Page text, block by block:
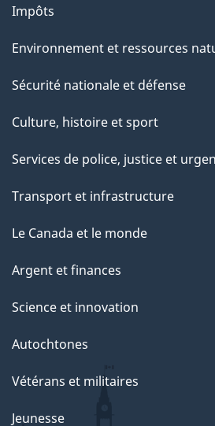
Impôts
Environnement et ressources
Sécurité nationale et défense
Culture, histoire et sport
Services de police, justice et
Transport et infrastructure
Le Canada et le monde
Argent et finances
Science et innovation
Autochtones
Vétérans et militaires
Jeunesse